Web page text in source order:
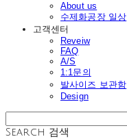
About us
수제화공장 일상
고객센터
Reveiw
FAQ
A/S
1:1문의
발사이즈 보관함
Design
Search 검색